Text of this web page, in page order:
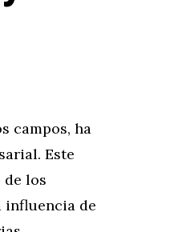
campos, ha
Este
los
influencia de